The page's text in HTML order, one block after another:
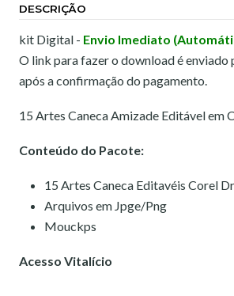
DESCRIÇÃO
kit Digital - Envio Imediato
O link para fazer o download é enviado
após a confirmação do pagamento.
15 Artes Caneca Amizade Editável em
Conteúdo do Pacote:
15 Artes Caneca Editavéis Corel
Arquivos em Jpge/Png
Mouckps
Acesso Vitalício